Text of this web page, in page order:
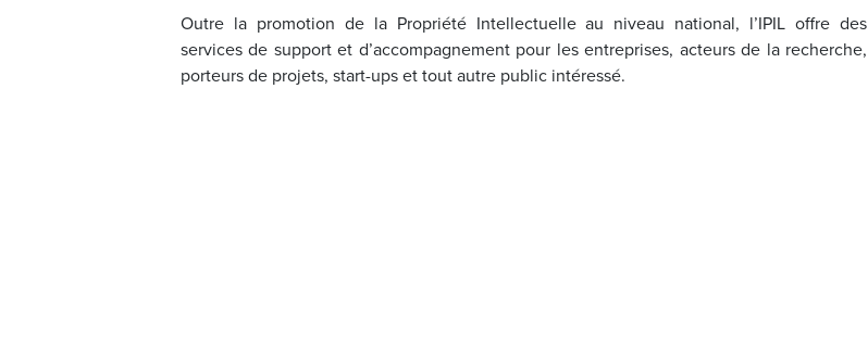
Outre la promotion de la Propriété Intellectuelle au niveau national, l’IPIL offre des
services de support et d’accompagnement pour les entreprises, acteurs de la recherche,
porteurs de projets, start-ups et tout autre public intéressé.